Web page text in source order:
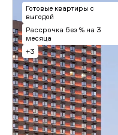
Готовые квартиры с
выгодой
Рассрочка без % на 3
месяца
+3